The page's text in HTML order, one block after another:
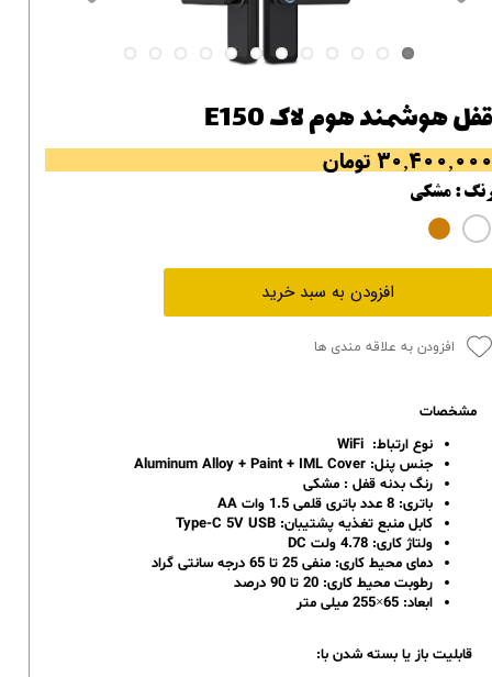
قفل هوشمند هوم لاک E150
۳۰,۴۰۰,۰۰۰ تومان
رنگ: مشکی
افزودن به سبد خرید
افزودن به علاقه مندی ها
مشخصات
نوع ارتباط: WiFi
جنس پنل: Aluminum Alloy + Paint + IML Cover
رنگ بدنه قفل : مشکی
باتری: 8 عدد باتری قلمی 1.5 وات AA
کابل منبع تغذیه پشتیبان: Type-C 5V USB
ولتاژ کاری: 4.78 ولت DC
دمای محیط کاری: منفی 25 تا 65 درجه سانتی گراد
رطوبت محیط کاری: 20 تا 90 درصد
ابعاد: 65×255 میلی متر
قابلیت باز یا بسته شدن با: